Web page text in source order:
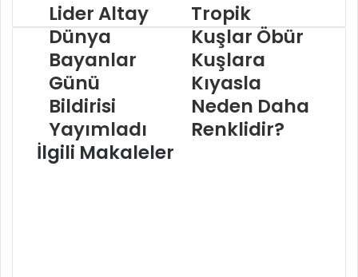
Lider Altay
Dünya
Bayanlar
Günü
Bildirisi
Yayımladı
Tropik
Kuşlar Öbür
Kuşlara
Kıyasla
Neden Daha
Renklidir?
İlgili Makaleler